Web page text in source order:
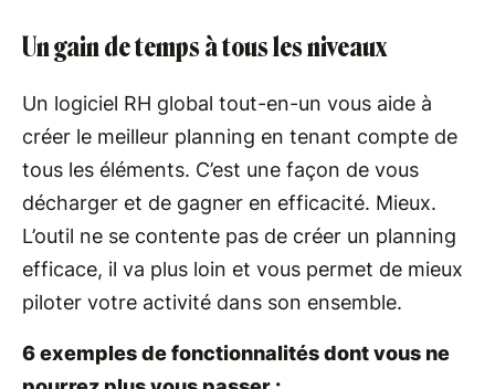
Un gain de temps à tous les niveaux
Un logiciel RH global tout-en-un vous aide à
créer le meilleur planning en tenant compte de
tous les éléments. C’est une façon de vous
décharger et de gagner en efficacité. Mieux.
L’outil ne se contente pas de créer un planning
efficace, il va plus loin et vous permet de mieux
piloter votre activité dans son ensemble.
6 exemples de fonctionnalités dont vous ne